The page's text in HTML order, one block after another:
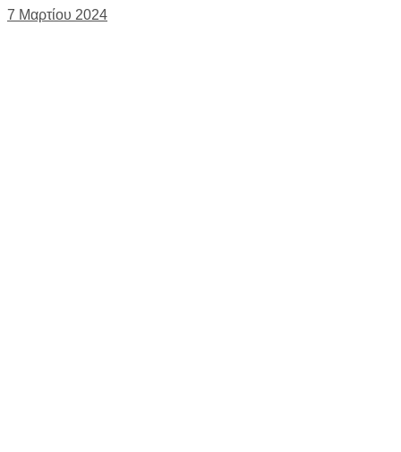
7 Μαρτίου 2024